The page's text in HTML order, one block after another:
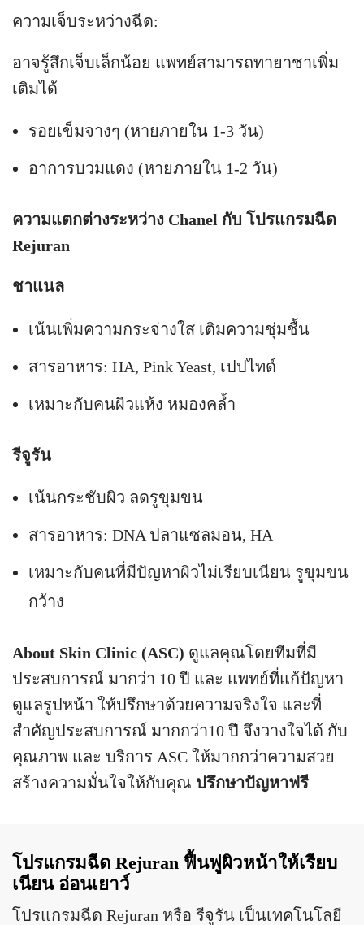
ความเจ็บระหว่างฉีด:
อาจรู้สึกเจ็บเล็กน้อย แพทย์สามารถทายาชาเพิ่ม
เติมได้
รอยเข็มจางๆ (หายภายใน 1-3 วัน)
อาการบวมแดง (หายภายใน 1-2 วัน)
ความแตกต่างระหว่าง Chanel กับ โปรแกรมฉีด
Rejuran
ชาแนล
เน้นเพิ่มความกระจ่างใส เติมความชุ่มชื้น
สารอาหาร: HA, Pink Yeast, เปปไทด์
เหมาะกับคนผิวแห้ง หมองคล้ำ
รีจูรัน
เน้นกระชับผิว ลดรูขุมขน
สารอาหาร: DNA ปลาแซลมอน, HA
เหมาะกับคนที่มีปัญหาผิวไม่เรียบเนียน รูขุมขน
กว้าง
About Skin Clinic (ASC) ดูแลคุณโดยทีมที่มี
ประสบการณ์ มากว่า 10 ปี และ แพทย์ที่แก้ปัญหา
ดูแลรูปหน้า ให้ปรึกษาด้วยความจริงใจ และที่
สำคัญประสบการณ์ มากกว่า10 ปี จึงวางใจได้ กับ
คุณภาพ และ บริการ ASC ให้มากกว่าความสวย
สร้างความมั่นใจให้กับคุณ ปรึกษาปัญหาฟรี
โปรแกรมฉีด Rejuran ฟื้นฟูผิวหน้าให้เรียบ
เนียน อ่อนเยาว์
โปรแกรมฉีด Rejuran หรือ รีจูรัน เป็นเทคโนโลยี